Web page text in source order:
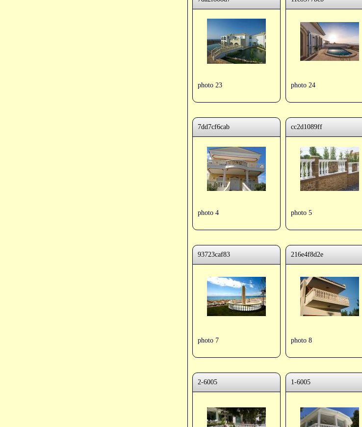
photo 23 photo 24
7dd7cf6cab
photo 4
cc2d1089ff
photo 5
93723caf83
photo 7
216e4f8d2e
photo 8
2-6005 1-6005